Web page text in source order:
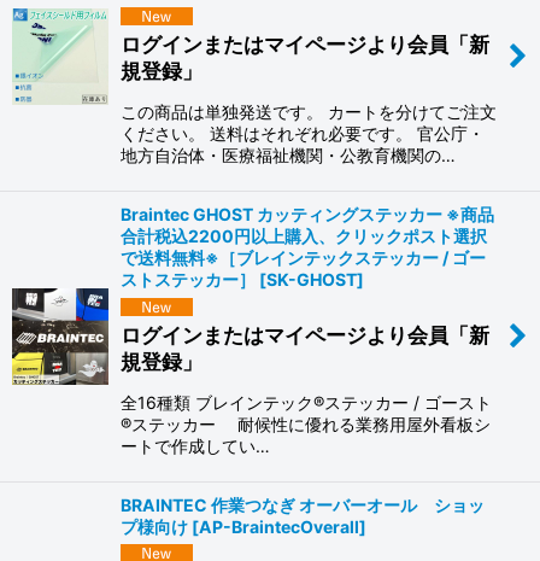
ログインまたはマイページより会員「新
規登録」
この商品は単独発送です。 カートを分けてご注文
ください。 送料はそれぞれ必要です。 官公庁・
地方自治体・医療福祉機関・公教育機関の…
Braintec GHOST カッティングステッカー ※商品
合計税込2200円以上購入、クリックポスト選択
で送料無料※［ブレインテックステッカー / ゴー
ストステッカー］
[SK-GHOST]
ログインまたはマイページより会員「新
規登録」
全16種類 ブレインテック®ステッカー / ゴースト
®ステッカー 耐候性に優れる業務用屋外看板シ
ートで作成してい…
BRAINTEC 作業つなぎ オーバーオール ショッ
プ様向け [AP-BraintecOverall]